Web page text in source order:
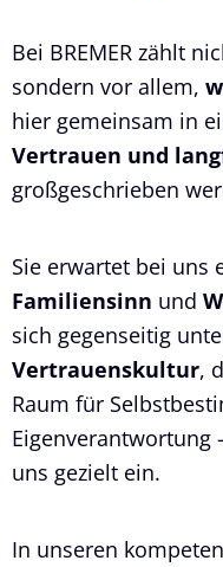
Bei BREMER zählt
sondern vor allem,
hier gemeinsam in
Vertrauen und
großgeschrieben
Sie erwartet bei uns
Familiensinn und
sich gegenseitig
Vertrauenskultur,
Raum für
Eigenverantwortung
uns gezielt ein.
In unseren